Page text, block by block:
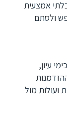
אמצעית
ולסתם
עיון,
ועולות מול